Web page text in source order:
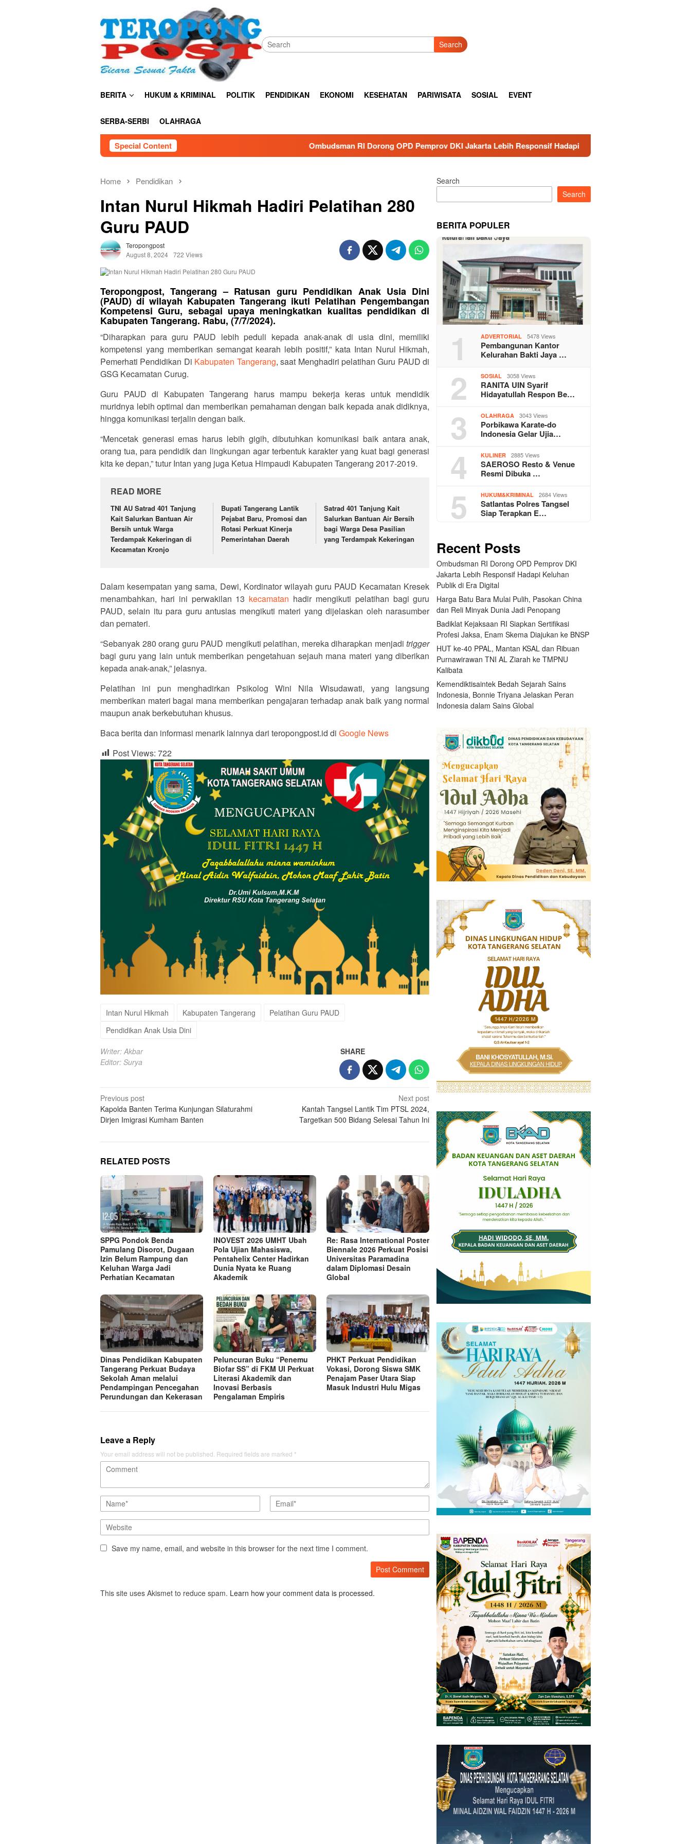
Search
BERITA HUKUM & KRIMINAL POLITIK PENDIDIKAN EKONOMI KESEHATAN PARIWISATA SOSIAL EVENT
SERBA-SERBI OLAHRAGA
Special Content Ombudsman RI Dorong OPD Pemprov DKI Jakarta Lebih Responsif Hadapi Keluhan Publik di Era Digital
Home Pendidikan
Intan Nurul Hikmah Hadiri Pelatihan 280
Guru PAUD
Teropongpost
August 8, 2024 722 Views
Teropongpost, Tangerang – Ratusan guru Pendidikan Anak Usia Dini
(PAUD) di wilayah Kabupaten Tangerang ikuti Pelatihan Pengembangan
Kompetensi Guru, sebagai upaya meningkatkan kualitas pendidikan di
Kabupaten Tangerang. Rabu, (7/7/2024).
“Diharapkan para guru PAUD lebih peduli kepada anak-anak di usia dini, memiliki
kompetensi yang memberikan semangat kearah lebih positif,” kata Intan Nurul Hikmah,
Pemerhati Pendidikan Di Kabupaten Tangerang, saat Menghadiri pelatihan Guru PAUD di
GSG Kecamatan Curug.
Guru PAUD di Kabupaten Tangerang harus mampu bekerja keras untuk mendidik
muridnya lebih optimal dan memberikan pemahaman dengan baik kepada anak didiknya,
hingga komunikasi terjalin dengan baik.
“Mencetak generasi emas harus lebih gigih, dibutuhkan komunikasi baik antara anak,
orang tua, para pendidik dan lingkungan agar terbentuk karakter yang kuat bagi generasi
kita ke depan,” tutur Intan yang juga Ketua Himpaudi Kabupaten Tangerang 2017-2019.
READ MORE
TNI AU Satrad 401 Tanjung
Kait Salurkan Bantuan Air
Bersih untuk Warga
Terdampak Kekeringan di
Kecamatan Kronjo
Bupati Tangerang Lantik
Pejabat Baru, Promosi dan
Rotasi Perkuat Kinerja
Pemerintahan Daerah
Satrad 401 Tanjung Kait
Salurkan Bantuan Air Bersih
bagi Warga Desa Pasilian
yang Terdampak Kekeringan
Dalam kesempatan yang sama, Dewi, Kordinator wilayah guru PAUD Kecamatan Kresek
menambahkan, hari ini perwakilan 13 kecamatan hadir mengikuti pelatihan bagi guru
PAUD, selain itu para guru antusias mengikuti materi yang dijelaskan oleh narasumber
dan pemateri.
“Sebanyak 280 orang guru PAUD mengikuti pelatihan, mereka diharapkan menjaditrigger
bagi guru yang lain untuk memberikan pengetahuan sejauh mana materi yang diberikan
kepada anak-anak,” jelasnya.
Pelatihan ini pun menghadirkan Psikolog Wini Nila Wisudawati, yang langsung
memberikan materi bagai mana memberikan pengajaran terhadap anak baik yang normal
maupun anak berkebutuhan khusus.
Baca berita dan informasi menarik lainnya dari teropongpost.id di Google News
Post Views: 722
Intan Nurul Hikmah Kabupaten Tangerang
Pelatihan Guru PAUD
Pendidikan Anak Usia Dini
Writer: Akbar
Editor: Surya
SHARE
Post
navigation
Previous post
Kapolda Banten Terima Kunjungan Silaturahmi
Dirjen Imigrasi Kumham Banten
Next post
Kantah Tangsel Lantik Tim PTSL 2024,
Targetkan 500 Bidang Selesai Tahun Ini
RELATED POSTS
SPPG Pondok Benda
Pamulang Disorot, Dugaan
Izin Belum Rampung dan
Keluhan Warga Jadi
Perhatian Kecamatan
INOVEST 2026 UMHT Ubah
Pola Ujian Mahasiswa,
Pentahelix Center Hadirkan
Dunia Nyata ke Ruang
Akademik
Re: Rasa International Poster
Biennale 2026 Perkuat Posisi
Universitas Paramadina
dalam Diplomasi Desain
Global
Dinas Pendidikan Kabupaten
Tangerang Perkuat Budaya
Sekolah Aman melalui
Pendampingan Pencegahan
Perundungan dan Kekerasan
Peluncuran Buku “Penemu
Biofar SS” di FKM UI Perkuat
Literasi Akademik dan
Inovasi Berbasis
Pengalaman Empiris
PHKT Perkuat Pendidikan
Vokasi, Dorong Siswa SMK
Penajam Paser Utara Siap
Masuk Industri Hulu Migas
Leave a Reply
Your email address will not be published. Required fields are marked *
Save my name, email, and website in this browser for the next time I comment.
This site uses Akismet to reduce spam. Learn how your comment data is processed.
Search
Search
BERITA POPULER
1 ADVERTORIAL 5478 Views
Pembangunan Kantor
Kelurahan Bakti Jaya …
2 SOSIAL 3058 Views
RANITA UIN Syarif
Hidayatullah Respon Be…
3 OLAHRAGA 3043 Views
Porbikawa Karate-do
Indonesia Gelar Ujia…
4 KULINER 2885 Views
SAEROSO Resto & Venue
Resmi Dibuka …
5 HUKUM&KRIMINAL 2684 Views
Satlantas Polres Tangsel
Siap Terapkan E…
Recent Posts
Ombudsman RI Dorong OPD Pemprov DKI
Jakarta Lebih Responsif Hadapi Keluhan
Publik di Era Digital
Harga Batu Bara Mulai Pulih, Pasokan China
dan Reli Minyak Dunia Jadi Penopang
Badiklat Kejaksaan RI Siapkan Sertifikasi
Profesi Jaksa, Enam Skema Diajukan ke BNSP
HUT ke-40 PPAL, Mantan KSAL dan Ribuan
Purnawirawan TNI AL Ziarah ke TMPNU
Kalibata
Kemendiktisaintek Bedah Sejarah Sains
Indonesia, Bonnie Triyana Jelaskan Peran
Indonesia dalam Sains Global